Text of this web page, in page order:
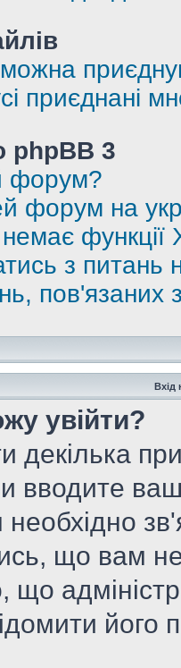
приєднані
phpBB 3
форум?
форум на
функції
з питань
Вхід
увійти?
декілька
вводите
необхідно
що вам